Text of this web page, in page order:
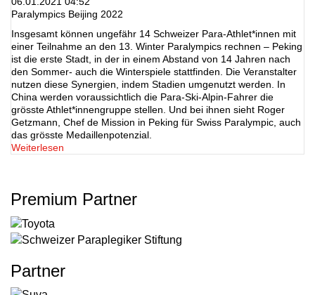
Paralympics Beijing 2022
Insgesamt können ungefähr 14 Schweizer Para-Athlet*innen mit
einer Teilnahme an den 13. Winter Paralympics rechnen – Peking
ist die erste Stadt, in der in einem Abstand von 14 Jahren nach
den Sommer- auch die Winterspiele stattfinden. Die Veranstalter
nutzen diese Synergien, indem Stadien umgenutzt werden. In
China werden voraussichtlich die Para-Ski-Alpin-Fahrer die
grösste Athlet*innengruppe stellen. Und bei ihnen sieht Roger
Getzmann, Chef de Mission in Peking für Swiss Paralympic, auch
das grösste Medaillenpotenzial.
Weiterlesen
Premium Partner
Partner